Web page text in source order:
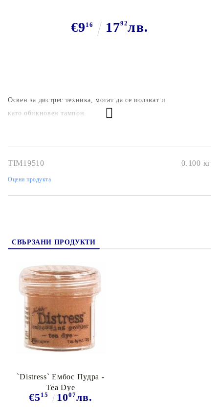
€9 16 1792лв.
Освен за дистрес техника, могат да се ползват и
като обикновен тампон.
TIM19510 0.100 кг
Оцени продукта
СВЪРЗАНИ ПРОДУКТИ
`Distress` Ембос Пудра -
Tea Dye
€515 1007лв.